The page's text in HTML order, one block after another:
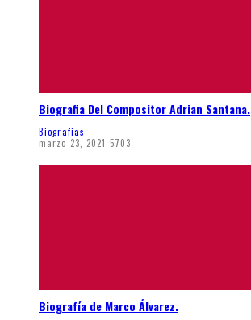
Biografia Del Compositor Adrian Santana.
Biografias
marzo 23, 2021 5703
Biografía de Marco Álvarez.